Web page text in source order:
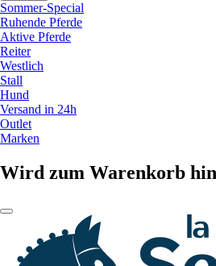
Sommer-Special
Ruhende Pferde
Aktive Pferde
Reiter
Westlich
Stall
Hund
Versand in 24h
Outlet
Marken
Wird zum Warenkorb